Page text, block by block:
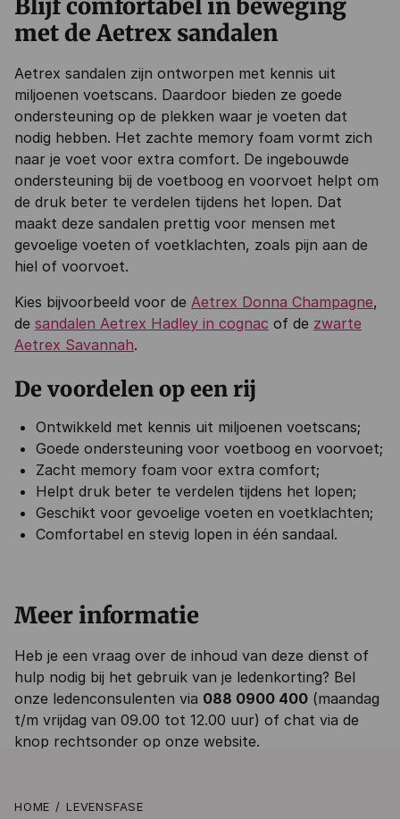
Blijf comfortabel in beweging
met de Aetrex sandalen
Aetrex sandalen zijn ontworpen met kennis uit
miljoenen voetscans. Daardoor bieden ze goede
ondersteuning op de plekken waar je voeten dat
nodig hebben. Het zachte memory foam vormt zich
naar je voet voor extra comfort. De ingebouwde
ondersteuning bij de voetboog en voorvoet helpt om
de druk beter te verdelen tijdens het lopen. Dat
maakt deze sandalen prettig voor mensen met
gevoelige voeten of voetklachten, zoals pijn aan de
hiel of voorvoet.
Kies bijvoorbeeld voor de Aetrex Donna Champagne,
de sandalen Aetrex Hadley in cognac of de zwarte
Aetrex Savannah.
De voordelen op een rij
Ontwikkeld met kennis uit miljoenen voetscans;
Goede ondersteuning voor voetboog en voorvoet;
Zacht memory foam voor extra comfort;
Helpt druk beter te verdelen tijdens het lopen;
Geschikt voor gevoelige voeten en voetklachten;
Comfortabel en stevig lopen in één sandaal.
Meer informatie
Heb je een vraag over de inhoud van deze dienst of
hulp nodig bij het gebruik van je ledenkorting? Bel
onze ledenconsulenten via 088 0900 400 (maandag
t/m vrijdag van 09.00 tot 12.00 uur) of chat via de
knop rechtsonder op onze website.
HOME LEVENSFASE